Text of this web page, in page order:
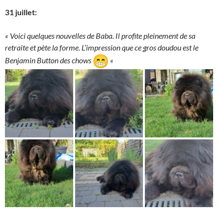
31 juillet:
« Voici quelques nouvelles de Baba. Il profite pleinement de sa
retraite et pète la forme. L’impression que ce gros doudou est le
Benjamin Button des chows
«